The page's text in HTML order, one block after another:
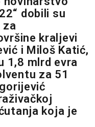
dobili su
za
kraljevi
i Miloš Katić,
1,8 mlrd evra
za 51
koja je